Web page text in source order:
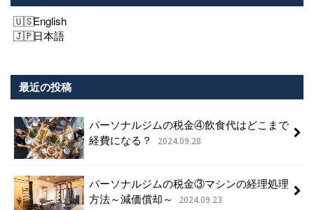
English
日本語
最近の投稿
パーソナルジムの税金④飲食代はどこまで
経費になる？
2024.09.28
パーソナルジムの税金③マシンの経理処理
方法～減価償却～
2024.09.23